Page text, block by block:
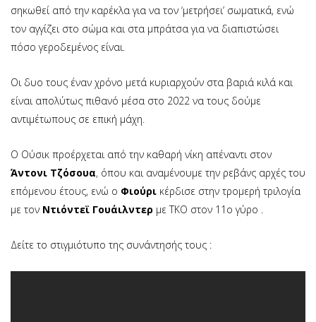
σηκωθεί από την καρέκλα για να τον ‘μετρήσει’ σωματικά, ενώ
τον αγγίζει στο σώμα και στα μπράτσα για να διαπιστώσει
πόσο γεροδεμένος είναι.
Οι δυο τους έναν χρόνο μετά κυριαρχούν στα βαριά κιλά και
είναι απολύτως πιθανό μέσα στο 2022 να τους δούμε
αντιμέτωπους σε επική μάχη.
Ο Ούσικ προέρχεται από την καθαρή νίκη απέναντι στον
Άντονι Τζόσουα, όπου και αναμένουμε την ρεβάνς αρχές του
επόμενου έτους, ενώ ο Φιούρι κέρδισε στην τρομερή τριλογία
με τον Ντιόντεϊ Γουάιλντερ με ΤΚΟ στον 11ο γύρο .
Δείτε το στιγμιότυπο της συνάντησής τους :